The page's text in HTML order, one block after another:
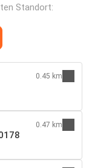
Standort:
0.45 km
0.47 km